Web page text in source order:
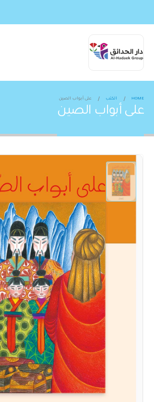
HOME الكتب على أبواب الصين
على أبواب الصين